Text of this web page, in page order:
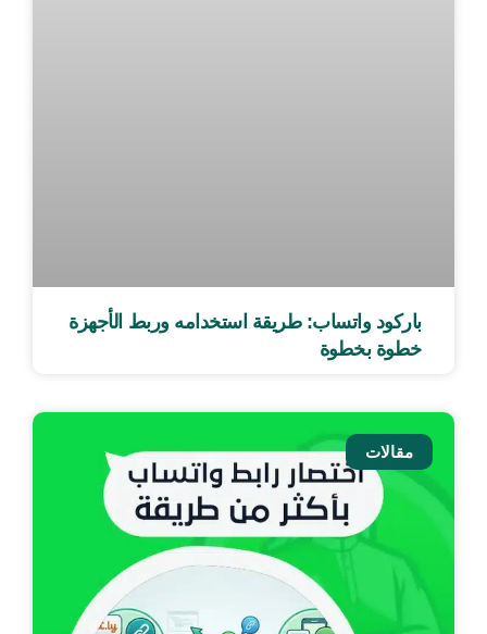
باركود واتساب: طريقة استخدامه وربط الأجهزة
خطوة بخطوة
مقالات